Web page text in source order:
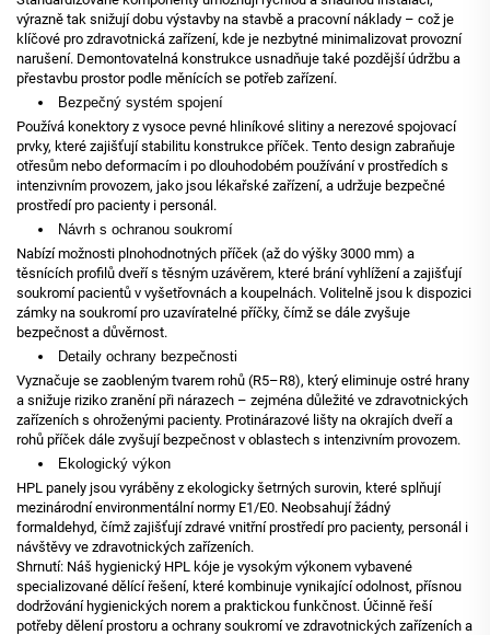
výrazně tak snižují dobu výstavby na stavbě a pracovní náklady – což je
klíčové pro zdravotnická zařízení, kde je nezbytné minimalizovat provozní
narušení. Demontovatelná konstrukce usnadňuje také pozdější údržbu a
přestavbu prostor podle měnících se potřeb zařízení.
Bezpečný systém spojení
Používá konektory z vysoce pevné hliníkové slitiny a nerezové spojovací
prvky, které zajišťují stabilitu konstrukce příček. Tento design zabraňuje
otřesům nebo deformacím i po dlouhodobém používání v prostředích s
intenzivním provozem, jako jsou lékařské zařízení, a udržuje bezpečné
prostředí pro pacienty i personál.
Návrh s ochranou soukromí
Nabízí možnosti plnohodnotných příček (až do výšky 3000 mm) a
těsnících profilů dveří s těsným uzávěrem, které brání vyhlížení a zajišťují
soukromí pacientů v vyšetřovnách a koupelnách. Volitelně jsou k dispozici
zámky na soukromí pro uzavíratelné příčky, čímž se dále zvyšuje
bezpečnost a důvěrnost.
Detaily ochrany bezpečnosti
Vyznačuje se zaobleným tvarem rohů (R5–R8), který eliminuje ostré hrany
a snižuje riziko zranění při nárazech – zejména důležité ve zdravotnických
zařízeních s ohroženými pacienty. Protinárazové lišty na okrajích dveří a
rohů příček dále zvyšují bezpečnost v oblastech s intenzivním provozem.
Ekologický výkon
HPL panely jsou vyráběny z ekologicky šetrných surovin, které splňují
mezinárodní environmentální normy E1/E0. Neobsahují žádný
formaldehyd, čímž zajišťují zdravé vnitřní prostředí pro pacienty, personál i
návštěvy ve zdravotnických zařízeních.
Shrnutí: Náš hygienický HPL kóje je vysokým výkonem vybavené
specializované dělící řešení, které kombinuje vynikající odolnost, přísnou
dodržování hygienických norem a praktickou funkčnost. Účinně řeší
potřeby dělení prostoru a ochrany soukromí ve zdravotnických zařízeních a